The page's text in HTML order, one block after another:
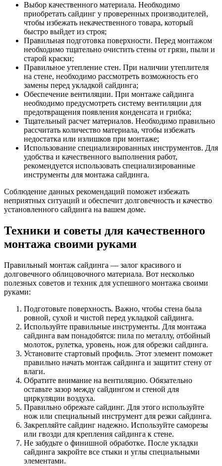
Выбор качественного материала. Необходимо
приобретать сайдинг у проверенных производителей,
чтобы избежать некачественного товара, который
быстро выйдет из строя;
Правильная подготовка поверхности. Перед монтажом
необходимо тщательно очистить стены от грязи, пыли и
старой краски;
Правильное утепление стен. При наличии утеплителя
на стене, необходимо рассмотреть возможность его
замены перед укладкой сайдинга;
Обеспечение вентиляции. При монтаже сайдинга
необходимо предусмотреть систему вентиляции для
предотвращения появления конденсата и грибка;
Тщательный расчет материалов. Необходимо правильно
рассчитать количество материала, чтобы избежать
недостатка или излишков при монтаже;
Использование специализированных инструментов. Для
удобства и качественного выполнения работ,
рекомендуется использовать специализированные
инструменты для монтажа сайдинга.
Соблюдение данных рекомендаций поможет избежать
неприятных ситуаций и обеспечит долговечность и качество
установленного сайдинга на вашем доме.
Техники и советы для качественного
монтажа своими руками
Правильный монтаж сайдинга — залог красивого и
долговечного облицовочного материала. Вот несколько
полезных советов и техник для успешного монтажа своими
руками:
Подготовьте поверхность. Важно, чтобы стена была
ровной, сухой и чистой перед укладкой сайдинга.
Используйте правильные инструменты. Для монтажа
сайдинга вам понадобятся: пила по металлу, отбойный
молоток, рулетка, уровень, нож для обрезки сайдинга.
Установите стартовый профиль. Этот элемент поможет
правильно начать монтаж сайдинга и защитит стену от
влаги.
Обратите внимание на вентиляцию. Обязательно
оставьте зазор между сайдингом и стеной для
циркуляции воздуха.
Правильно обрежьте сайдинг. Для этого используйте
нож или специальный инструмент для резки сайдинга.
Закрепляйте сайдинг надежно. Используйте саморезы
или гвозди для крепления сайдинга к стене.
Не забудьте о финишной обработке. После укладки
сайдинга закройте все стыки и углы специальными
элементами.